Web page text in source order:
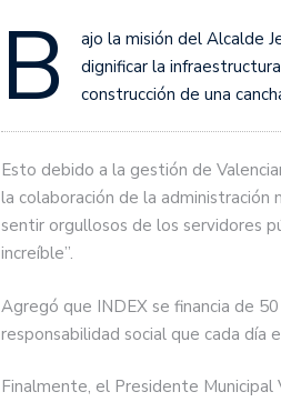
B
ajo la misión del Alcalde
dignificar la
construcción de una
Esto debido a la gestión de
la colaboración de la administración
sentir orgullosos de los servidores
increíble”.
Agregó que INDEX se financia de
responsabilidad social que cada día
Finalmente, el Presidente